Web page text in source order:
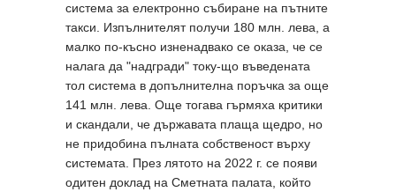
система за електронно събиране на пътните
такси. Изпълнителят получи 180 млн. лева, а
малко по-късно изненадвако се оказа, че се
налага да "надгради" току-що въведената
тол система в допълнителна поръчка за още
141 млн. лева. Още тогава гърмяха критики
и скандали, че държавата плаща щедро, но
не придобина пълната собственост върху
системата. През лятото на 2022 г. се появи
одитен доклад на Сметната палата, който